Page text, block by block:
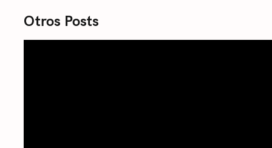
Otros Posts